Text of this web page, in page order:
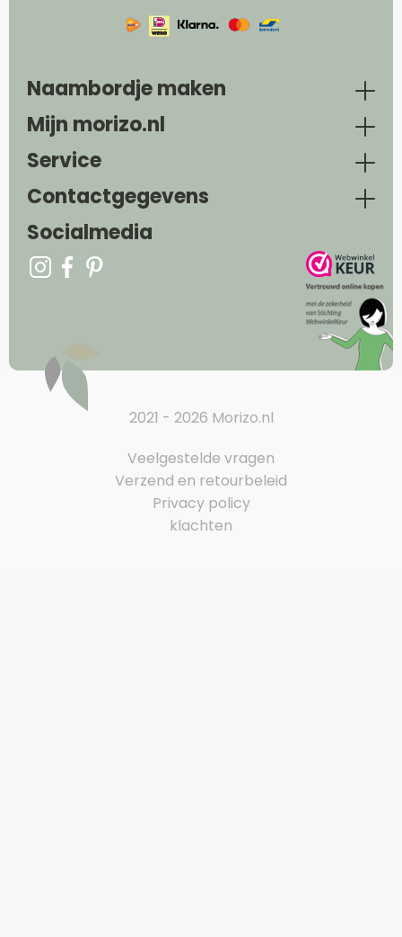
Naambordje maken
Mijn morizo.nl
Service
Contactgegevens
Socialmedia
2021 - 2026 Morizo.nl
Veelgestelde vragen
Verzend en retourbeleid
Privacy policy
klachten